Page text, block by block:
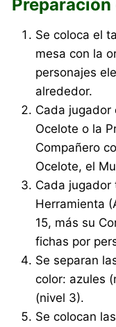
Se coloca el
mesa con la
personajes
alrededor.
Cada jugador
Ocelote o la
Compañero
Ocelote, el
Cada
Herramienta
15, más su
fichas por
Se separan
color: azules
(nivel 3).
Se colocan